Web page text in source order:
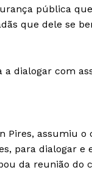
pública
que dele se
dialogar com
Pires, assumiu
para dialogar
da reunião do